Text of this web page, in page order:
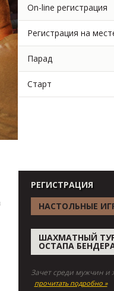
On-line регистрация
Регистрация на
Парад
Старт
РЕГИСТРАЦИЯ
НАСТОЛЬНЫЕ
ШАХМАТНЫЙ
ОСТАПА
Зачет среди мужчин
прочитать подробно »